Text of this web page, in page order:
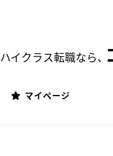
ハイクラス転職なら、
マイページ